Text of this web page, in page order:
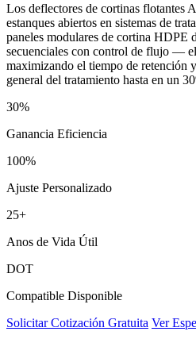
Los deflectores de cortinas flotantes
estanques abiertos en sistemas de
paneles modulares de cortina HDPE
secuenciales con control de flujo —
maximizando el tiempo de retención
general del tratamiento hasta en un
30%
Ganancia Eficiencia
100%
Ajuste Personalizado
25+
Anos de Vida Útil
DOT
Compatible Disponible
Solicitar Cotización Gratuita Ver